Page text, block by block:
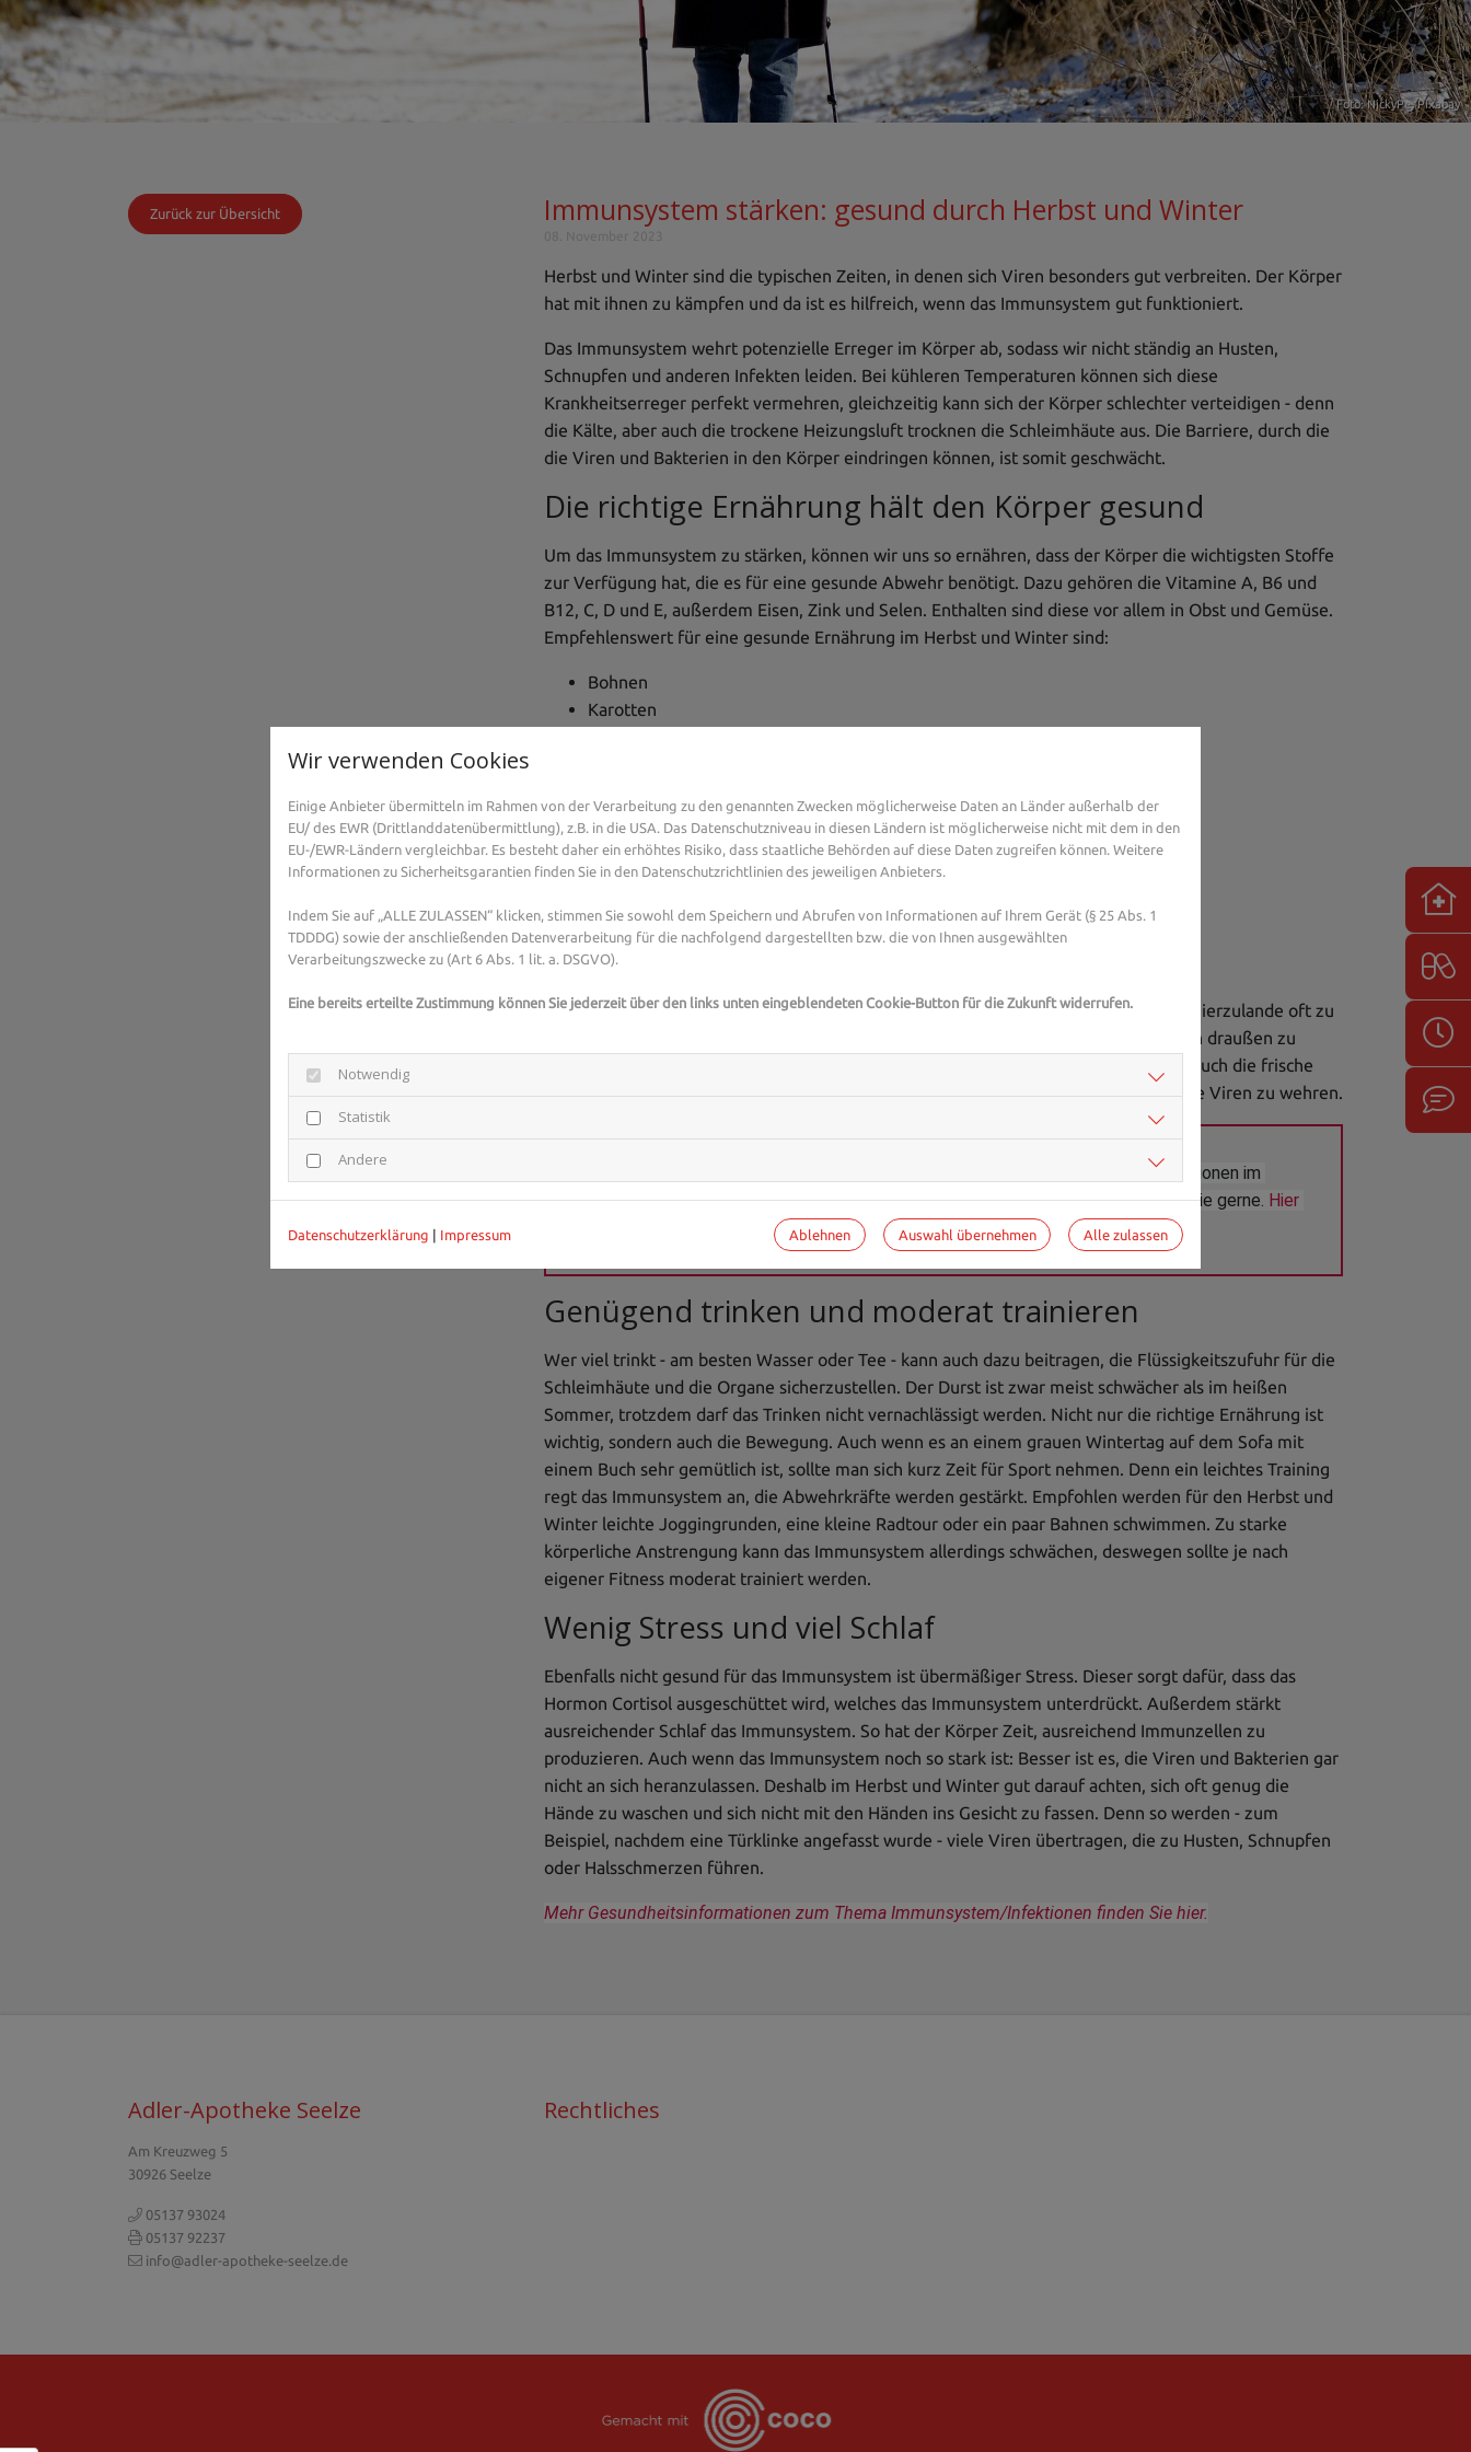
Foto: NickyPe,Pixabay
Zurück zur Übersicht Immunsystem stärken: gesund durch Herbst und Winter
Herbst und Winter sind die typischen Zeiten, in denen sich Viren besonders gut verbreiten. Der Körper
hat mit ihnen zu kämpfen und da ist es hilfreich, wenn das Immunsystem gut funktioniert.
Das Immunsystem wehrt potenzielle Erreger im Körper ab, sodass wir nicht ständig an Husten,
Schnupfen und anderen Infekten leiden. Bei kühleren Temperaturen können sich diese
Krankheitserreger perfekt vermehren, gleichzeitig kann sich der Körper schlechter verteidigen - denn
die Kälte, aber auch die trockene Heizungsluft trocknen die Schleimhäute aus. Die Barriere, durch die
die Viren und Bakterien in den Körper eindringen können, ist somit geschwächt.
Die richtige Ernährung hält den Körper gesund
Um das Immunsystem zu stärken, können wir uns so ernähren, dass der Körper die wichtigsten Stoffe
zur Verfügung hat, die es für eine gesunde Abwehr benötigt. Dazu gehören die Vitamine A, B6 und
B12, C, D und E, außerdem Eisen, Zink und Selen. Enthalten sind diese vor allem in Obst und Gemüse.
Empfehlenswert für eine gesunde Ernährung im Herbst und Winter sind:
Bohnen
Karotten
Brokkoli
Rote Paprika
Zitrusfrüchte
Ingwer
Spinat
Vitamin D bildet sich im Körper mithilfe der Sonne. Im Winter sind die UV-Strahlen hierzulande oft zu
schwach. Trotzdem lohnt es sich, auch bei kaltem oder schlechtem Wetter öfter nach draußen zu
gehen. Denn nicht nur das Sonnenlicht hilft, das Immunsystem zu stärken, sondern auch die frische
Luft unterstützt die Schleimhäute dabei, ihre Arbeit zu verrichten und sich gegen die Viren zu wehren.
Sie haben Fragen zur Stärkung des Immunsystems oder zu Immunsystem/Infektionen im
Allgemeinen? Gesundheits-Experten und -Expertinnen aus Ihrer Region beraten Sie gerne. Hier
gelangen Sie zur Expertensuche.
Genügend trinken und moderat trainieren
Wer viel trinkt - am besten Wasser oder Tee - kann auch dazu beitragen, die Flüssigkeitszufuhr für die
Schleimhäute und die Organe sicherzustellen. Der Durst ist zwar meist schwächer als im heißen
Sommer, trotzdem darf das Trinken nicht vernachlässigt werden. Nicht nur die richtige Ernährung ist
wichtig, sondern auch die Bewegung. Auch wenn es an einem grauen Wintertag auf dem Sofa mit
einem Buch sehr gemütlich ist, sollte man sich kurz Zeit für Sport nehmen. Denn ein leichtes Training
regt das Immunsystem an, die Abwehrkräfte werden gestärkt. Empfohlen werden für den Herbst und
Winter leichte Joggingrunden, eine kleine Radtour oder ein paar Bahnen schwimmen. Zu starke
körperliche Anstrengung kann das Immunsystem allerdings schwächen, deswegen sollte je nach
eigener Fitness moderat trainiert werden.
Wenig Stress und viel Schlaf
Ebenfalls nicht gesund für das Immunsystem ist übermäßiger Stress. Dieser sorgt dafür, dass das
Hormon Cortisol ausgeschüttet wird, welches das Immunsystem unterdrückt. Außerdem stärkt
ausreichender Schlaf das Immunsystem. So hat der Körper Zeit, ausreichend Immunzellen zu
produzieren. Auch wenn das Immunsystem noch so stark ist: Besser ist es, die Viren und Bakterien gar
nicht an sich heranzulassen. Deshalb im Herbst und Winter gut darauf achten, sich oft genug die
Hände zu waschen und sich nicht mit den Händen ins Gesicht zu fassen. Denn so werden - zum
Beispiel, nachdem eine Türklinke angefasst wurde - viele Viren übertragen, die zu Husten, Schnupfen
oder Halsschmerzen führen.
Mehr Gesundheitsinformationen zum Thema Immunsystem/Infektionen finden Sie hier.
Adler-Apotheke Seelze
Am Kreuzweg 5
30926 Seelze
05137 93024
05137 92237
info@adler-apotheke-seelze.de
Rechtliches
Wir verwenden Cookies
Einige Anbieter übermitteln im Rahmen von der Verarbeitung zu den genannten Zwecken möglicherweise Daten an Länder außerhalb der
EU/ des EWR (Drittlanddatenübermittlung), z.B. in die USA. Das Datenschutzniveau in diesen Ländern ist möglicherweise nicht mit dem in den
EU-/EWR-Ländern vergleichbar. Es besteht daher ein erhöhtes Risiko, dass staatliche Behörden auf diese Daten zugreifen können. Weitere
Informationen zu Sicherheitsgarantien finden Sie in den Datenschutzrichtlinien des jeweiligen Anbieters.
Indem Sie auf „ALLE ZULASSEN“ klicken, stimmen Sie sowohl dem Speichern und Abrufen von Informationen auf Ihrem Gerät (§ 25 Abs. 1
TDDDG) sowie der anschließenden Datenverarbeitung für die nachfolgend dargestellten bzw. die von Ihnen ausgewählten
Verarbeitungszwecke zu (Art 6 Abs. 1 lit. a. DSGVO).
Eine bereits erteilte Zustimmung können Sie jederzeit über den links unten eingeblendeten Cookie-Button für die Zukunft widerrufen.
Notwendig
Statistik
Andere
Datenschutzerklärung | Impressum Ablehnen Auswahl übernehmen Alle zulassen